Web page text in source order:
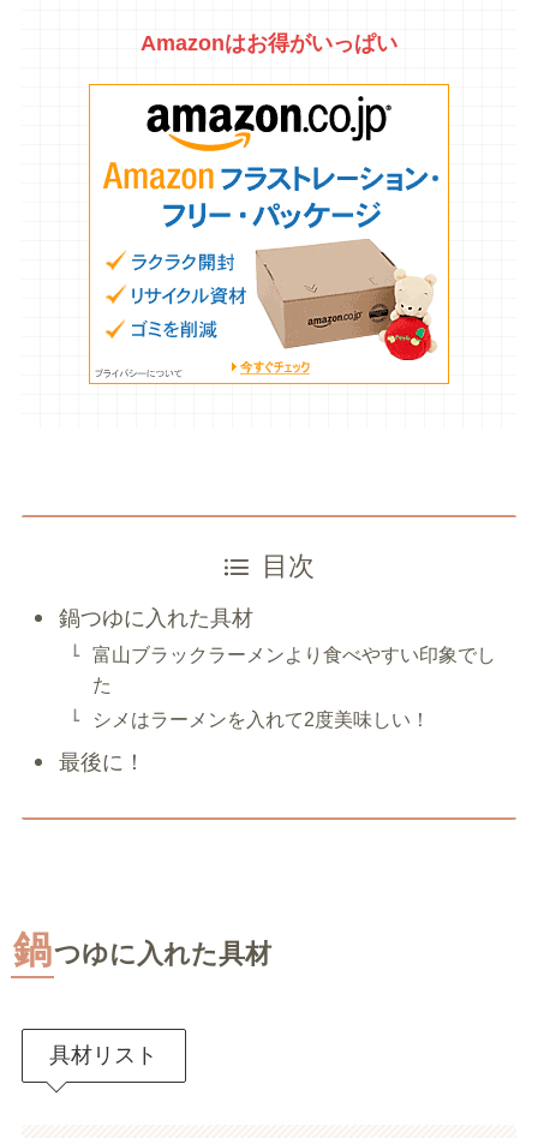
Amazonはお得がいっぱい
目次
鍋つゆに入れた具材
富山ブラックラーメンより食べやすい印象でし
た
シメはラーメンを入れて2度美味しい！
最後に！
鍋つゆに入れた具材
具材リスト